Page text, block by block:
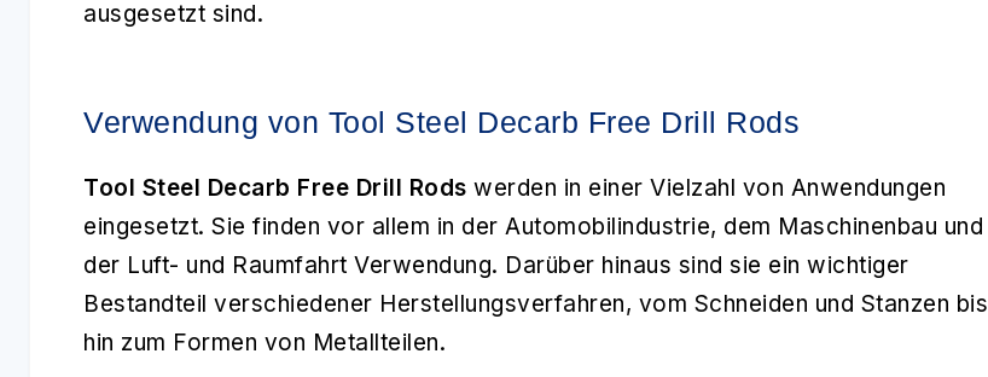
ausgesetzt sind.
Verwendung von Tool Steel Decarb Free Drill Rods
Tool Steel Decarb Free Drill Rods werden in einer Vielzahl von Anwendungen
eingesetzt. Sie finden vor allem in der Automobilindustrie, dem Maschinenbau und
der Luft- und Raumfahrt Verwendung. Darüber hinaus sind sie ein wichtiger
Bestandteil verschiedener Herstellungsverfahren, vom Schneiden und Stanzen bis
hin zum Formen von Metallteilen.